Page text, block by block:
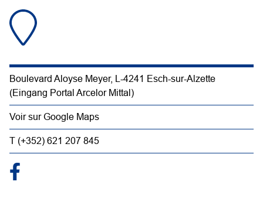
Boulevard Aloyse Meyer, L-4241 Esch-sur-Alzette
(Eingang Portal Arcelor Mittal)
Voir sur Google Maps
T (+352) 621 207 845